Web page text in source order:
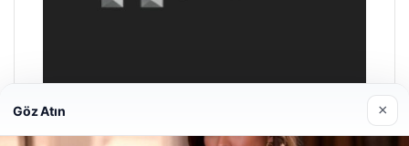
Göz Atın ×